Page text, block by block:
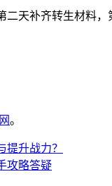
天补齐转生材料
。
升战力？
攻略答疑